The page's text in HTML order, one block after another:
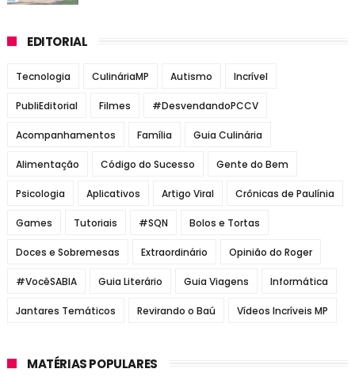
EDITORIAL
Tecnologia CulináriaMP Autismo Incrível
PubliEditorial Filmes #DesvendandoPCCV
Acompanhamentos Família Guia Culinária
Alimentação Código do Sucesso Gente do Bem
Psicologia Aplicativos Artigo Viral Crônicas de Paulínia
Games Tutoriais #SQN Bolos e Tortas
Doces e Sobremesas Extraordinário Opinião do Roger
#VocêSABIA Guia Literário Guia Viagens Informática
Jantares Temáticos Revirando o Baú Vídeos Incríveis MP
MATÉRIAS POPULARES